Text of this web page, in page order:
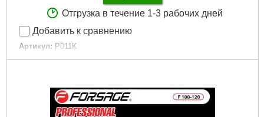
Отгрузка в течение 1-3 рабочих дней
Добавить к сравнению
Артикул: P011K
Код товара: 28.95.68
Подробнее...